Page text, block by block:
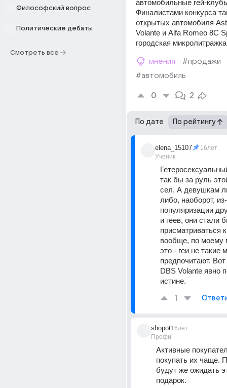
Философский вопрос
Политические дебаты
Смотреть все
автомобильные гей-
Финалистами конкурса
открытых автомобиля
Volante и Alfa Romeo 8C
городская
мнения
#продажи
#автомобиль
0 2
По дате По рейтингу
elena_15107
Ученик
16лет
так бы за руль
сел. А девушкам
либо, наоборот,
популяризации
и геев, они стали
присматриваться
вообще, по моему
это - геи не такие
предпочитают.
DBS Volante явно
истине.
1
shopot
Профи
16лет
Активные
покупать их чаще.
будут же ожидать
подарок.